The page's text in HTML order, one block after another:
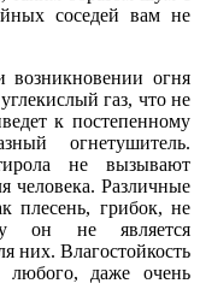
соседей вам не
возникновении огня
газ, что не
к постепенному
огнетушитель.
не вызывают
человека. Различные
плесень, грибок, не
он не является
них. Влагостойкость
любого, даже очень